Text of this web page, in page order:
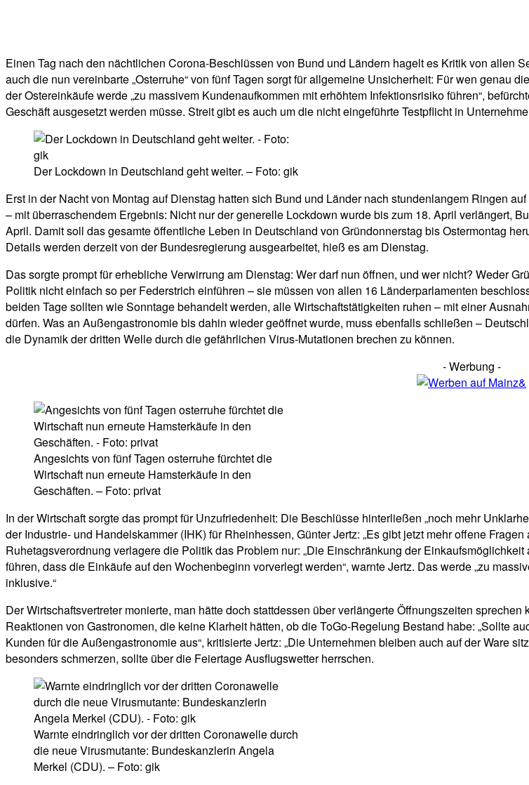
Einen Tag nach den nächtlichen Corona-Beschlüssen von Bund und Ländern hagelt es Kritik von allen
auch die nun vereinbarte „Osterruhe“ von fünf Tagen sorgt für allgemeine Unsicherheit: Für wen genau
der Ostereinkäufe werde „zu massivem Kundenaufkommen mit erhöhtem Infektionsrisiko führen“,
Geschäft ausgesetzt werden müsse. Streit gibt es auch um die nicht eingeführte Testpflicht in
Der Lockdown in Deutschland geht weiter. – Foto: gik
Erst in der Nacht von Montag auf Dienstag hatten sich Bund und Länder nach stundenlangem Ringen
– mit überraschendem Ergebnis: Nicht nur der generelle Lockdown wurde bis zum 18. April verlängert,
April. Damit soll das gesamte öffentliche Leben in Deutschland von Gründonnerstag bis Ostermontag
Details werden derzeit von der Bundesregierung ausgearbeitet, hieß es am Dienstag.
Das sorgte prompt für erhebliche Verwirrung am Dienstag: Wer darf nun öffnen, und wer nicht? Weder
Politik nicht einfach so per Federstrich einführen – sie müssen von allen 16 Länderparlamenten
beiden Tage sollten wie Sonntage behandelt werden, alle Wirtschaftstätigkeiten ruhen – mit einer
dürfen. Was an Außengastronomie bis dahin wieder geöffnet wurde, muss ebenfalls schließen –
die Dynamik der dritten Welle durch die gefährlichen Virus-Mutationen brechen zu können.
- Werbung -
Angesichts von fünf Tagen osterruhe fürchtet die
Wirtschaft nun erneute Hamsterkäufe in den
Geschäften. – Foto: privat
In der Wirtschaft sorgte das prompt für Unzufriedenheit: Die Beschlüsse hinterließen „noch mehr
der Industrie- und Handelskammer (IHK) für Rheinhessen, Günter Jertz: „Es gibt jetzt mehr offene
Ruhetagsverordnung verlagere die Politik das Problem nur: „Die Einschränkung der
führen, dass die Einkäufe auf den Wochenbeginn vorverlegt werden“, warnte Jertz. Das werde „zu
inklusive.“
Der Wirtschaftsvertreter monierte, man hätte doch stattdessen über verlängerte Öffnungszeiten
Reaktionen von Gastronomen, die keine Klarheit hätten, ob die ToGo-Regelung Bestand habe: „Sollte
Kunden für die Außengastronomie aus“, kritisierte Jertz: „Die Unternehmen bleiben auch auf der Ware
besonders schmerzen, sollte über die Feiertage Ausflugswetter herrschen.
Warnte eindringlich vor der dritten Coronawelle durch
die neue Virusmutante: Bundeskanzlerin Angela
Merkel (CDU). – Foto: gik